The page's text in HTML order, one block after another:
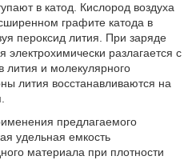
в катод. Кислород воздуха
графите катода в
пероксид лития. При заряде
разлагается с
лития и молекулярного
лития восстанавливаются на
предлагаемого
удельная емкость
материала при плотности